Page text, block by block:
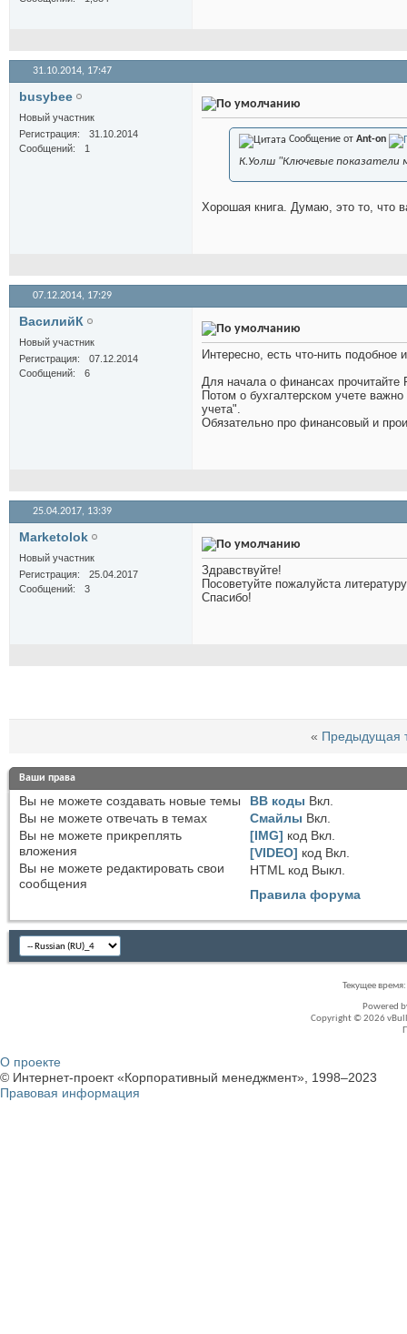
31.10.2014, 17:47
busybee
Новый участник
Регистрация
31.10.2014
Сообщений
1
Сообщение от Ant-on
К.Уолш "Ключевые
Хорошая книга. Думаю, это то, что
07.12.2014, 17:29
ВасилийК
Новый участник
Регистрация
07.12.2014
Сообщений
6
Интересно, есть что-нить подобное
Для начала о финансах прочитайте
Потом о бухгалтерском учете
учета".
Обязательно про финансовый и
25.04.2017, 13:39
Marketolok
Новый участник
Регистрация
25.04.2017
Сообщений
3
Здравствуйте!
Посоветуйте пожалуйста
Спасибо!
« Предыдущая
Ваши права
Вы не можете создавать новые темы
Вы не можете отвечать в темах
Вы не можете прикреплять
вложения
Вы не можете редактировать свои
сообщения
BB коды Вкл.
Смайлы Вкл.
[IMG] код Вкл.
[VIDEO] код Вкл.
HTML код Выкл.
Правила форума
Текущее время:
Powered
Copyright © 2026
О проекте
© Интернет-проект «Корпоративный менеджмент», 1998–2023
Правовая информация